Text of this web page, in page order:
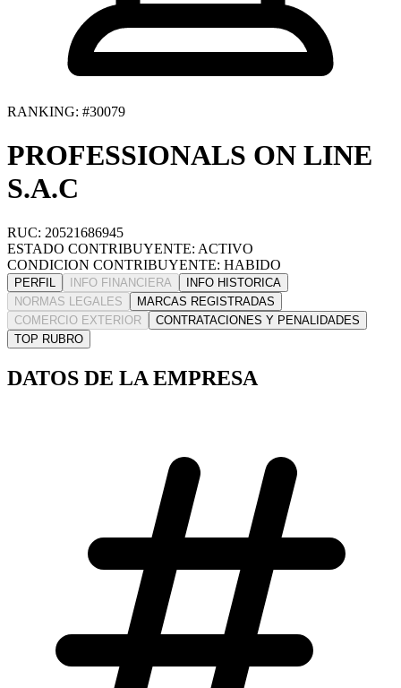
RANKING: #30079
PROFESSIONALS ON LINE
S.A.C
RUC: 20521686945
ESTADO CONTRIBUYENTE: ACTIVO
CONDICION CONTRIBUYENTE: HABIDO
PERFIL INFO FINANCIERA
INFO HISTORICA
NORMAS LEGALES
MARCAS REGISTRADAS
COMERCIO EXTERIOR
CONTRATACIONES Y PENALIDADES
TOP RUBRO
DATOS DE LA EMPRESA